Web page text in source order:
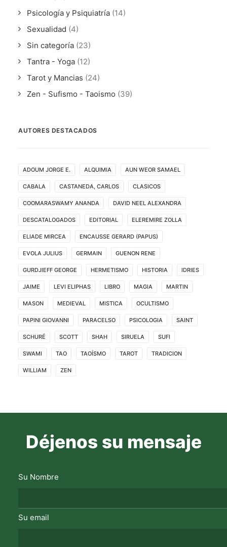
Psicología y Psiquiatría (14)
Sexualidad (4)
Sin categoría (23)
Tantra - Yoga (12)
Tarot y Mancias (24)
Zen - Sufismo - Taoismo (39)
AUTORES DESTACADOS
ADOUM JORGE E. ALQUIMIA AUN WEOR SAMAEL
CABALA CASTANEDA, CARLOS CLASICOS
COOMARASWAMY ANANDA DAVID NEEL ALEXANDRA
DESCATALOGADOS EDITORIAL ELEREMIRE ZOLLA
ELIADE MIRCEA ENCAUSSE GERARD (PAPUS)
EVOLA JULIUS GERMAIN GUENON RENE
GURDJIEFF GEORGE HERMETISMO HISTORIA IDRIES
JAIME LEVI ELIPHAS LIBRO MAGIA MARTIN
MASON MEDIEVAL MISTICA OCULTISMO
PAPINI GIOVANNI PARACELSO PSICOLOGIA SAINT
SCHURÉ SCOTT SHAH SIRUELA SUFI
SWAMI TAO TAOÍSMO TAROT TRADICION
WILLIAM ZEN
Déjenos su mensaje
Su Nombre
Su email